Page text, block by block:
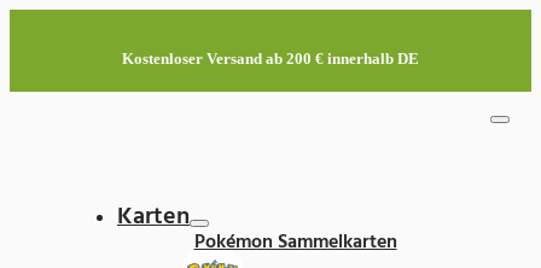
Kostenloser Versand ab 200 € innerhalb DE
Karten
Pokémon Sammelkarten